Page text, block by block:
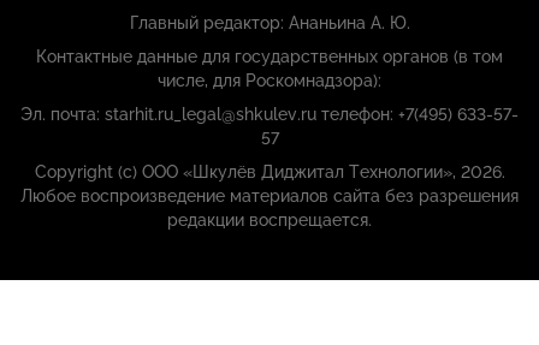
Главный редактор: Ананьина А. Ю.
Контактные данные для государственных органов (в том
числе, для Роскомнадзора):
Эл. почта: starhit.ru_legal@shkulev.ru телефон: +7(495) 633-57-
57
Copyright (с) ООО «Шкулёв Диджитал Технологии», 2026.
Любое воспроизведение материалов сайта без разрешения
редакции воспрещается.